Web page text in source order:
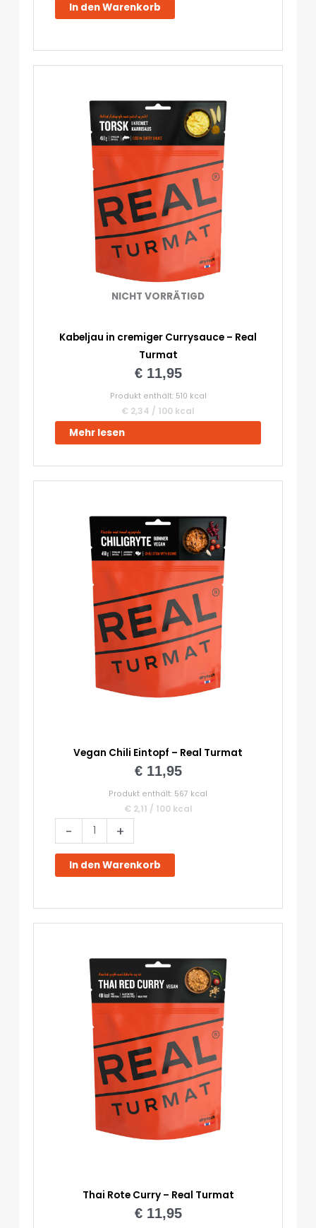
Masala
-
In den Warenkorb
NICHT VORRÄTIGD
Kabeljau in cremiger Currysauce – Real
Turmat
€11,95
Produkt enthält: 510 kcal
€ 2,34 / 100 kcal
Mehr lesen
Vegan Chili Eintopf – Real Turmat
€11,95
Produkt enthält: 567 kcal
€ 2,11 / 100 kcal
-
Chili
Eintopf
-
+
In den Warenkorb
Thai Rote Curry – Real Turmat
€11,95